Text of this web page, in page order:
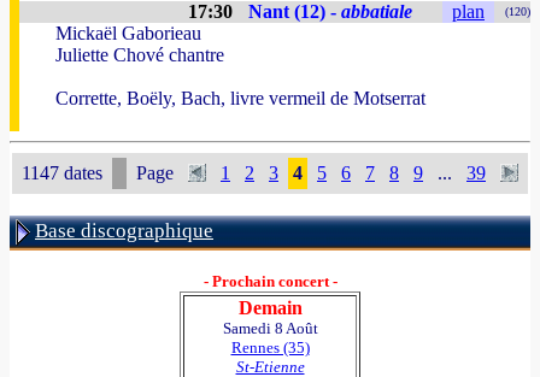
17:30 Nant (12) - abbatiale plan (120)
Mickaël Gaborieau
Juliette Chové chantre
Corrette, Boëly, Bach, livre vermeil de Motserrat
1147 dates Page 1 2 3 4 5 6 7 8 9 ... 39
Base discographique
- Prochain concert -
Demain
Samedi 8 Août
Rennes (35)
St-Etienne